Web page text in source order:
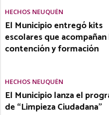
HECHOS NEUQUÉN
El Municipio entregó kits
escolares que acompañan
contención y formación
HECHOS NEUQUÉN
El Municipio lanza el
de “Limpieza Ciudadana”